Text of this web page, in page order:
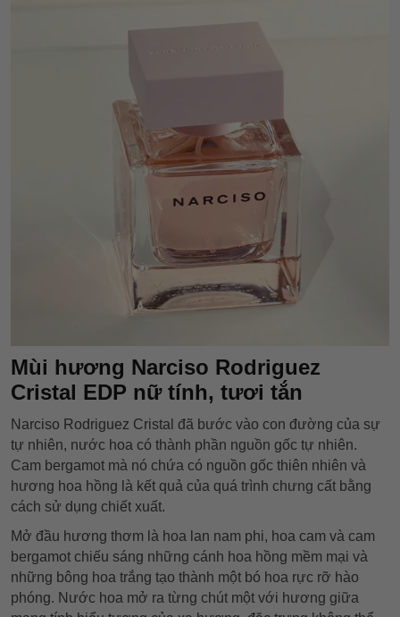
Mùi hương Narciso Rodriguez
Cristal EDP nữ tính, tươi tắn
Narciso Rodriguez Cristal đã bước vào con đường của sự
tự nhiên, nước hoa có thành phần nguồn gốc tự nhiên.
Cam bergamot mà nó chứa có nguồn gốc thiên nhiên và
hương hoa hồng là kết quả của quá trình chưng cất bằng
cách sử dụng chiết xuất.
Mở đầu hương thơm là hoa lan nam phi, hoa cam và cam
bergamot chiếu sáng những cánh hoa hồng mềm mại và
những bông hoa trắng tạo thành một bó hoa rực rỡ hào
phóng. Nước hoa mở ra từng chút một với hương giữa